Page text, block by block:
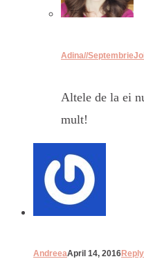
Adina//
Altele de la ei
mult!
AndreeaApril 14, 2016Reply